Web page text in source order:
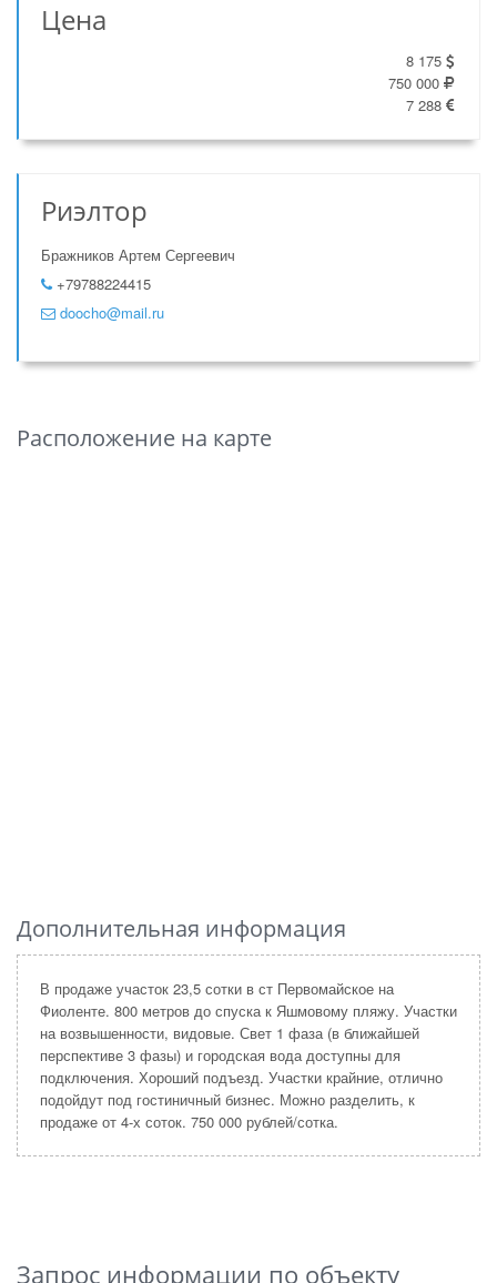
Цена
8 175
750 000
7 288
Риэлтор
Бражников Артем Сергеевич
+79788224415
doocho@mail.ru
Расположение на карте
Дополнительная информация
В продаже участок 23,5 сотки в ст Первомайское на
Фиоленте. 800 метров до спуска к Яшмовому пляжу. Участки
на возвышенности, видовые. Свет 1 фаза (в ближайшей
перспективе 3 фазы) и городская вода доступны для
подключения. Хороший подъезд. Участки крайние, отлично
подойдут под гостиничный бизнес. Можно разделить, к
продаже от 4-х соток. 750 000 рублей/сотка.
Запрос информации по объекту